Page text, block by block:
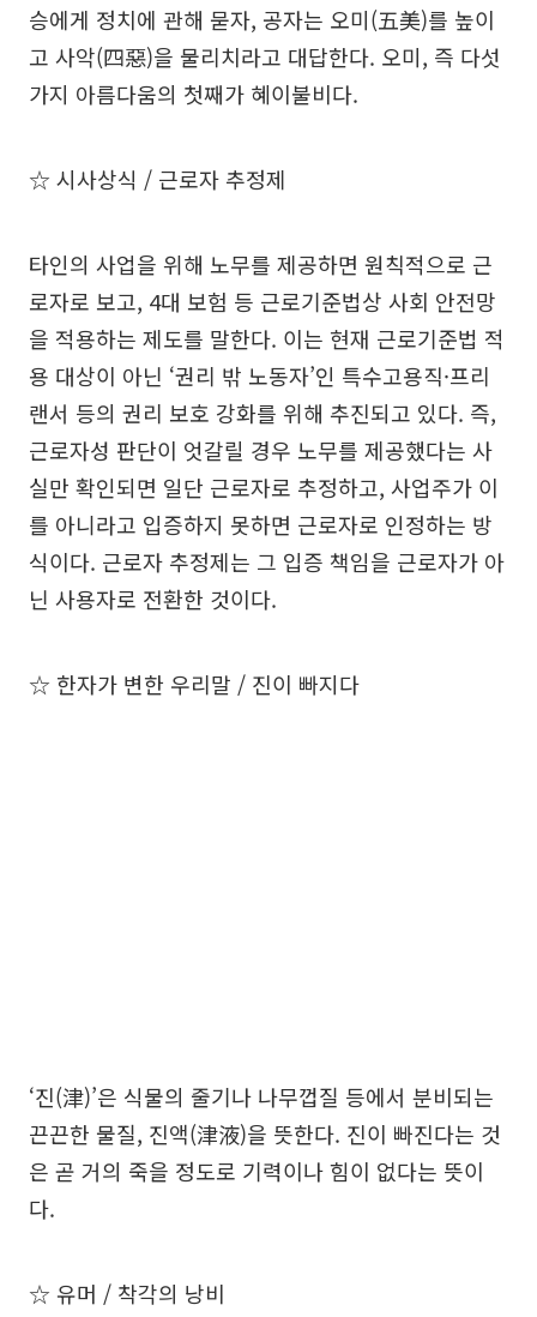
승에게 정치에 관해 묻자, 공자는 오미(五美)를 높이
고 사악(四惡)을 물리치라고 대답한다. 오미, 즉 다섯
가지 아름다움의 첫째가 혜이불비다.
☆ 시사상식 / 근로자 추정제
타인의 사업을 위해 노무를 제공하면 원칙적으로 근
로자로 보고, 4대 보험 등 근로기준법상 사회 안전망
을 적용하는 제도를 말한다. 이는 현재 근로기준법 적
용 대상이 아닌 ‘권리 밖 노동자’인 특수고용직·프리
랜서 등의 권리 보호 강화를 위해 추진되고 있다. 즉,
근로자성 판단이 엇갈릴 경우 노무를 제공했다는 사
실만 확인되면 일단 근로자로 추정하고, 사업주가 이
를 아니라고 입증하지 못하면 근로자로 인정하는 방
식이다. 근로자 추정제는 그 입증 책임을 근로자가 아
닌 사용자로 전환한 것이다.
☆ 한자가 변한 우리말 / 진이 빠지다
‘진(津)’은 식물의 줄기나 나무껍질 등에서 분비되는
끈끈한 물질, 진액(津液)을 뜻한다. 진이 빠진다는 것
은 곧 거의 죽을 정도로 기력이나 힘이 없다는 뜻이
다.
☆ 유머 / 착각의 낭비